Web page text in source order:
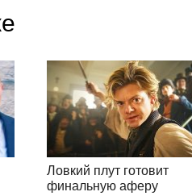
Ловкий плут готовит
финальную аферу